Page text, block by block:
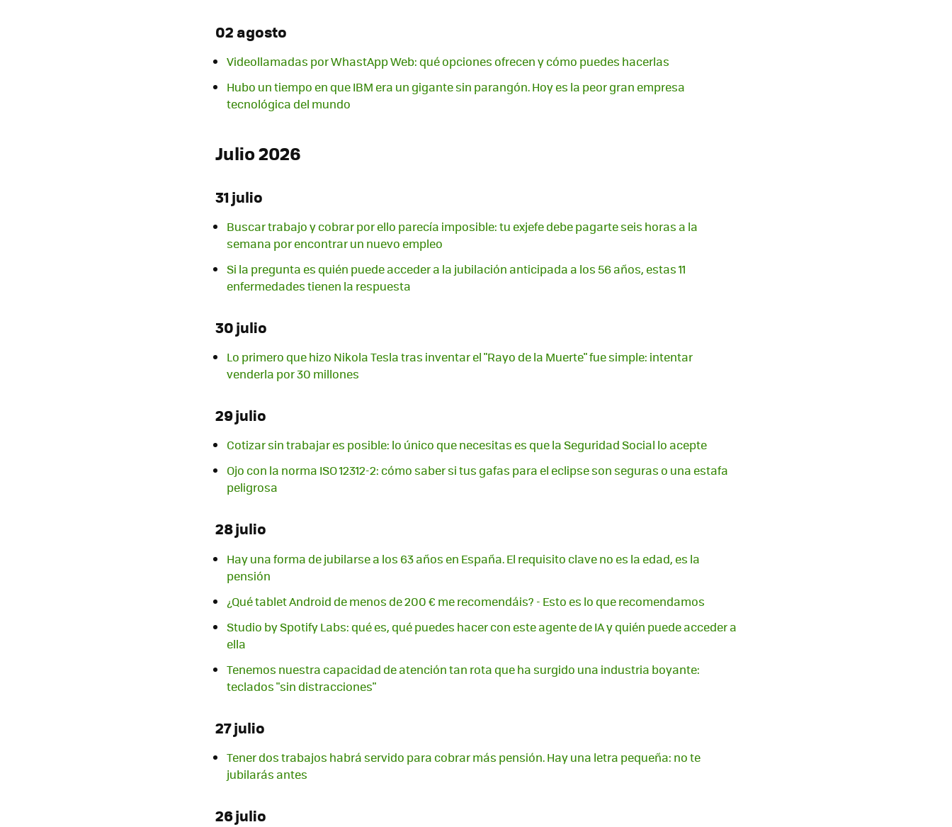
02 agosto
Videollamadas por WhastApp Web: qué opciones ofrecen y cómo puedes hacerlas
Hubo un tiempo en que IBM era un gigante sin parangón. Hoy es la peor gran empresa
tecnológica del mundo
Julio 2026
31 julio
Buscar trabajo y cobrar por ello parecía imposible: tu exjefe debe pagarte seis horas a la
semana por encontrar un nuevo empleo
Si la pregunta es quién puede acceder a la jubilación anticipada a los 56 años, estas 11
enfermedades tienen la respuesta
30 julio
Lo primero que hizo Nikola Tesla tras inventar el "Rayo de la Muerte" fue simple: intentar
venderla por 30 millones
29 julio
Cotizar sin trabajar es posible: lo único que necesitas es que la Seguridad Social lo acepte
Ojo con la norma ISO 12312-2: cómo saber si tus gafas para el eclipse son seguras o una estafa
peligrosa
28 julio
Hay una forma de jubilarse a los 63 años en España. El requisito clave no es la edad, es la
pensión
¿Qué tablet Android de menos de 200 € me recomendáis? - Esto es lo que recomendamos
Studio by Spotify Labs: qué es, qué puedes hacer con este agente de IA y quién puede acceder a
ella
Tenemos nuestra capacidad de atención tan rota que ha surgido una industria boyante:
teclados "sin distracciones"
27 julio
Tener dos trabajos habrá servido para cobrar más pensión. Hay una letra pequeña: no te
jubilarás antes
26 julio